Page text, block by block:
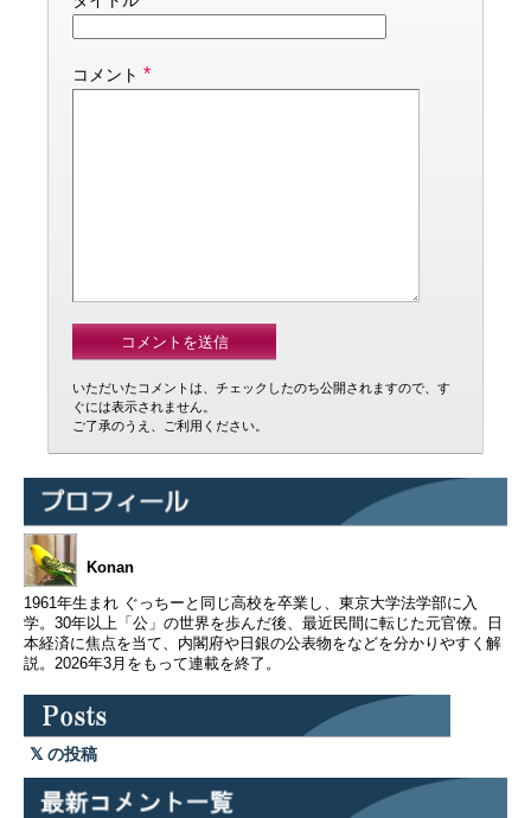
コメント *
いただいたコメントは、チェックしたのち公開されますので、す
ぐには表示されません。
ご了承のうえ、ご利用ください。
Konan
1961年生まれ ぐっちーと同じ高校を卒業し、東京大学法学部に入
学。30年以上「公」の世界を歩んだ後、最近民間に転じた元官僚。日
本経済に焦点を当て、内閣府や日銀の公表物をなどを分かりやすく解
説。2026年3月をもって連載を終了。
の投稿